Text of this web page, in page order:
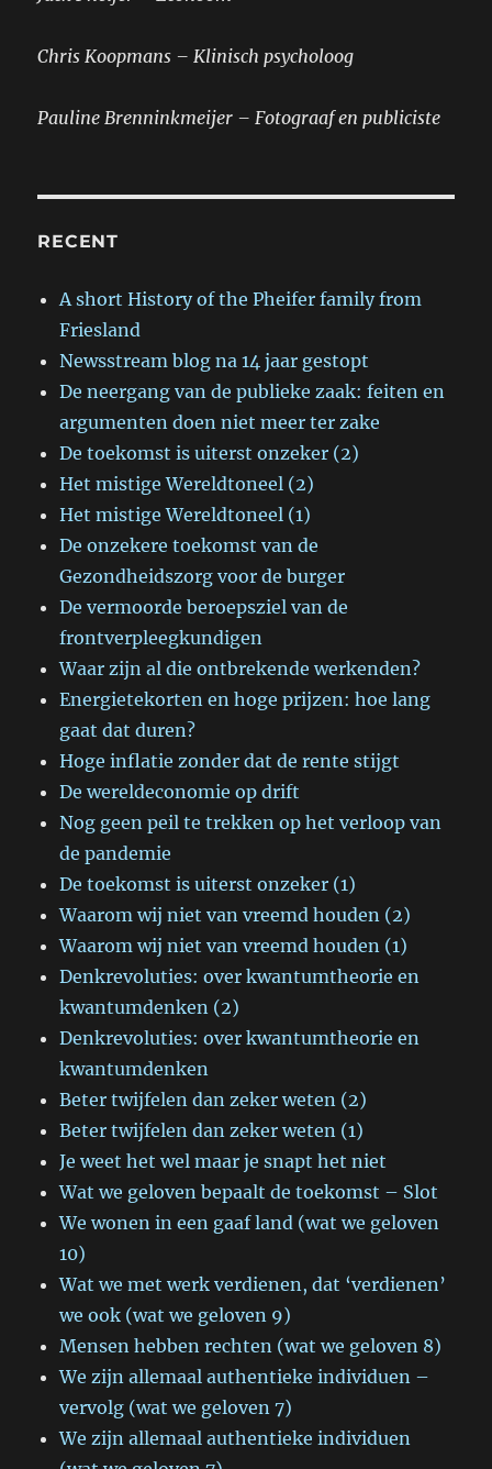
Chris Koopmans – Klinisch psycholoog
Pauline Brenninkmeijer – Fotograaf en publiciste
RECENT
A short History of the Pheifer family from
Friesland
Newsstream blog na 14 jaar gestopt
De neergang van de publieke zaak: feiten en
argumenten doen niet meer ter zake
De toekomst is uiterst onzeker (2)
Het mistige Wereldtoneel (2)
Het mistige Wereldtoneel (1)
De onzekere toekomst van de
Gezondheidszorg voor de burger
De vermoorde beroepsziel van de
frontverpleegkundigen
Waar zijn al die ontbrekende werkenden?
Energietekorten en hoge prijzen: hoe lang
gaat dat duren?
Hoge inflatie zonder dat de rente stijgt
De wereldeconomie op drift
Nog geen peil te trekken op het verloop van
de pandemie
De toekomst is uiterst onzeker (1)
Waarom wij niet van vreemd houden (2)
Waarom wij niet van vreemd houden (1)
Denkrevoluties: over kwantumtheorie en
kwantumdenken (2)
Denkrevoluties: over kwantumtheorie en
kwantumdenken
Beter twijfelen dan zeker weten (2)
Beter twijfelen dan zeker weten (1)
Je weet het wel maar je snapt het niet
Wat we geloven bepaalt de toekomst – Slot
We wonen in een gaaf land (wat we geloven
10)
Wat we met werk verdienen, dat ‘verdienen’
we ook (wat we geloven 9)
Mensen hebben rechten (wat we geloven 8)
We zijn allemaal authentieke individuen –
vervolg (wat we geloven 7)
We zijn allemaal authentieke individuen